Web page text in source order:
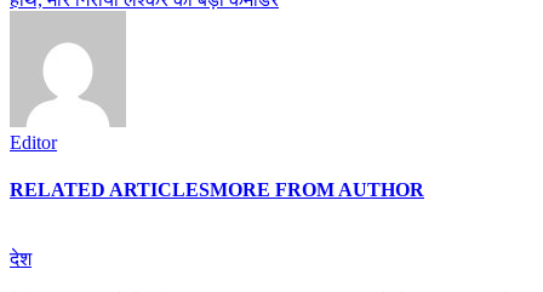
Editor
RELATED ARTICLESMORE FROM AUTHOR
देश